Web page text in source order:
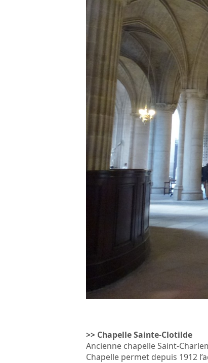
>> Chapelle Sainte-Clotilde
Ancienne chapelle Saint-
Chapelle permet depuis 1912